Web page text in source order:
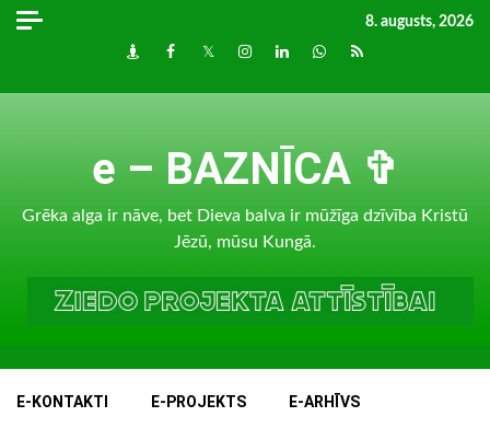
Skip
8. augusts, 2026
DraugiemFacebook
TwitterInstagram
LinkedInwhatsapp
RSS
e – BAZNĪCA ✞
Grēka alga ir nāve, bet Dieva balva ir mūžīga dzīvība Kristū
Jēzū, mūsu Kungā.
E-KONTAKTI E-PROJEKTS E-ARHĪVS